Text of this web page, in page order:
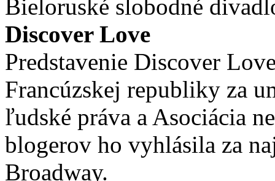
Bieloruské slobodné
Discover Love
Predstavenie Discover
Francúzskej republiky za
ľudské práva a Asociácia
blogerov ho vyhlásila za
Broadway.